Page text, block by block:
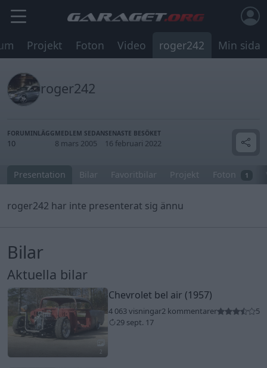
Projekt Foton Video roger242 Min sida
roger242
FORUMINLÄGG
10
MEDLEM SEDAN
8 mars 2005
SENASTE BESÖKET
16 februari 2022
Presentation Bilar Favoritbilar Projekt Foton 1
roger242 har inte presenterat sig ännu
Bilar
Aktuella bilar
2
Chevrolet bel air (1957)
4 063 visningar2 kommentarer
5
29 sept. 17